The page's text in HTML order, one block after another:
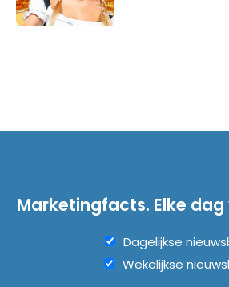
Marketingfacts. Elke dag
Dagelijkse
Wekelijkse